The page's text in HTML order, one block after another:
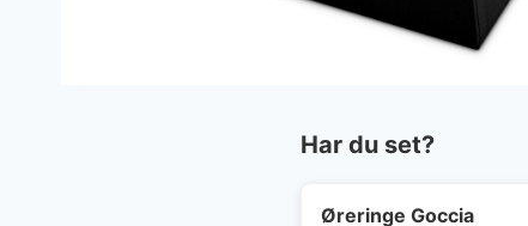
Har du set?
Øreringe Goccia